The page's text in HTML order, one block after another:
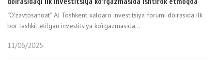
“O‘zavtosanoat” AJ Toshkent xalqaro investitsiya forumi doirasida ilk
bor tashkil etilgan investitsiya ko‘rgazmasida...
11/06/2025